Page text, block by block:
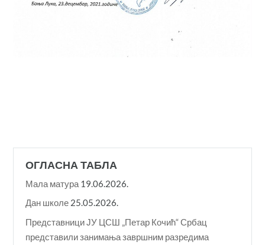
ОГЛАСНА ТАБЛА
Мала матура 19.06.2026.
Дан школе 25.05.2026.
Представници ЈУ ЦСШ „Петар Кочић“ Србац
представили занимања завршним разредима